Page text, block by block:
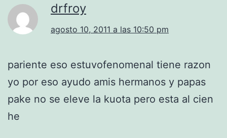
drfroy
agosto 10, 2011 a las 10:50 pm
pariente eso estuvofenomenal tiene razon
yo por eso ayudo amis hermanos y papas
pake no se eleve la kuota pero esta al cien
he